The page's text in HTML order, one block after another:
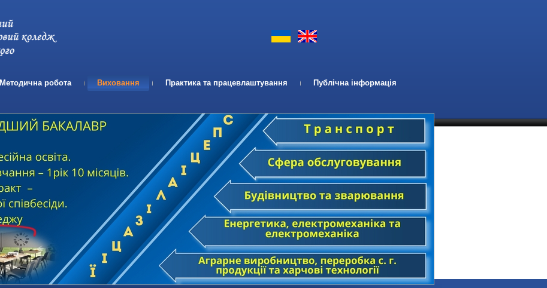
Методична робота Виховання Практика та працевлаштування Публічна інформація